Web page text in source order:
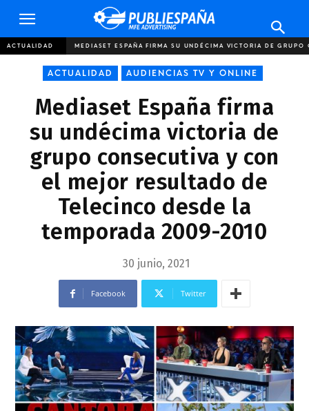
Publiespaña
ACTUALIDAD MEDIASET ESPAÑA FIRMA SU UNDÉCIMA VICTORIA DE
ACTUALIDAD AUDIENCIAS TV Y ONLINE
Mediaset España firma
su undécima victoria de
grupo consecutiva y con
el mejor resultado de
Telecinco desde la
temporada 2009-2010
30 junio, 2021
Facebook Twitter